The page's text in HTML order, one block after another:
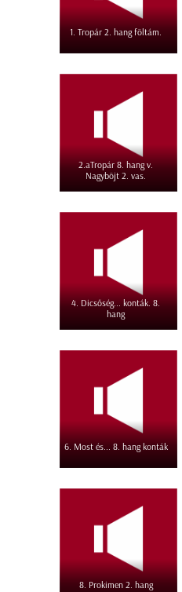
1. Tropár 2. hang föltám.
2.aTropár 8. hang v.
Nagyböjt 2. vas.
4. Dicsőség... konták. 8.
hang
6. Most és... 8. hang konták
8. Prokimen 2. hang